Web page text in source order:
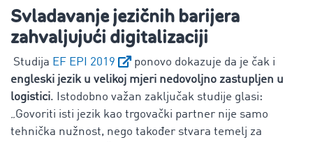
Svladavanje jezičnih barijera
zahvaljujući digitalizaciji
Studija EF EPI 2019
ponovo dokazuje da je čak i
engleski jezik u velikoj mjeri nedovoljno zastupljen u
logistici. Istodobno važan zaključak studije glasi:
„Govoriti isti jezik kao trgovački partner nije samo
tehnička nužnost, nego također stvara temelj za